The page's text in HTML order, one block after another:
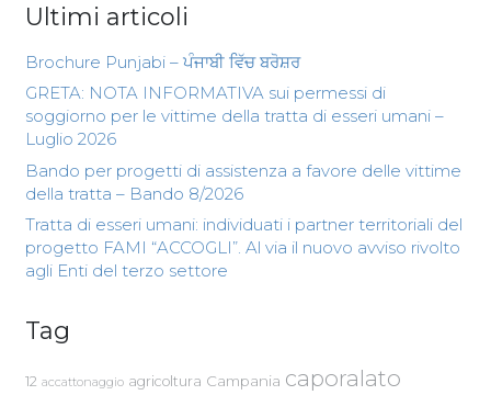
Ultimi articoli
Brochure Punjabi – ਪੰਜਾਬੀ ਵਿੱਚ ਬਰੋਸ਼ਰ
GRETA: NOTA INFORMATIVA sui permessi di
soggiorno per le vittime della tratta di esseri umani –
Luglio 2026
Bando per progetti di assistenza a favore delle vittime
della tratta – Bando 8/2026
Tratta di esseri umani: individuati i partner territoriali del
progetto FAMI “ACCOGLI”. Al via il nuovo avviso rivolto
agli Enti del terzo settore
Tag
12 accattonaggio agricoltura Campania caporalato